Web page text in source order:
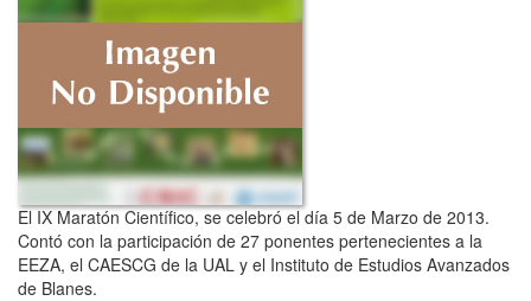
El IX Maratón Científico, se celebró el día 5 de Marzo de 2013.
Contó con la participación de 27 ponentes pertenecientes a la
EEZA, el CAESCG de la UAL y el Instituto de Estudios Avanzados
de Blanes.